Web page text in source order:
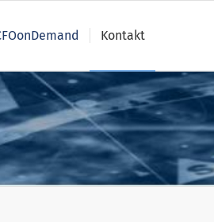
Kontakt